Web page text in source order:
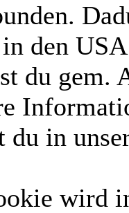
den
du gem.
du in
wird